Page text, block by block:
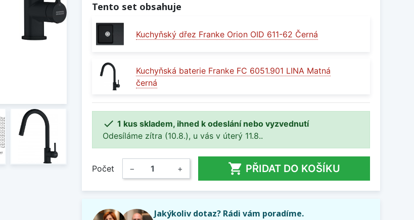
Tento set obsahuje
Kuchyňský dřez Franke Orion OID 611-62 Černá
Kuchyňská baterie Franke FC 6051.901 LINA Matná
černá
 1 kus skladem, ihned k odeslání nebo vyzvednutí
Odesíláme zítra (10.8.), u vás v úterý 11.8..
Počet − +  PŘIDAT DO KOŠÍKU
Jakýkoliv dotaz? Rádi vám poradíme.